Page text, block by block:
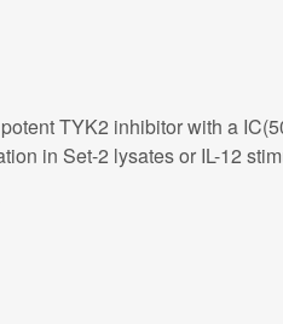
TYK2 inhibitor with a
in Set-2 lysates or IL-12